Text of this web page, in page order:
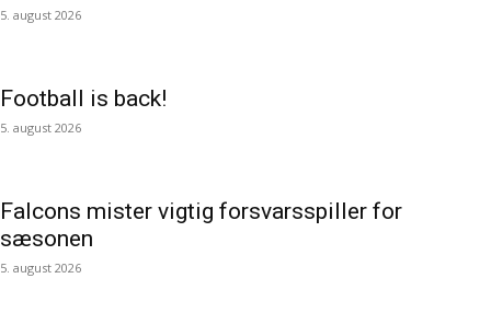
5. august 2026
Football is back!
5. august 2026
Falcons mister vigtig forsvarsspiller for
sæsonen
5. august 2026